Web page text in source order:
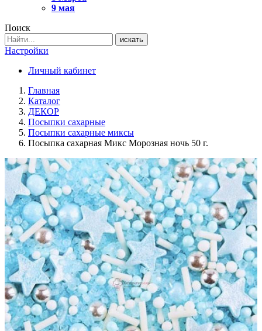
9 мая
Поиск
искать
Настройки
Личный кабинет
Главная
Каталог
ДЕКОР
Посыпки сахарные
Посыпки сахарные миксы
Посыпка сахарная Микс Морозная ночь 50 г.